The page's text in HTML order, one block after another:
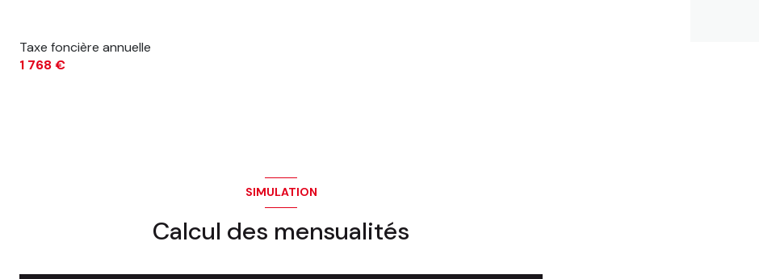
Taxe foncière annuelle
1 768 €
SIMULATION
Calcul des mensualités